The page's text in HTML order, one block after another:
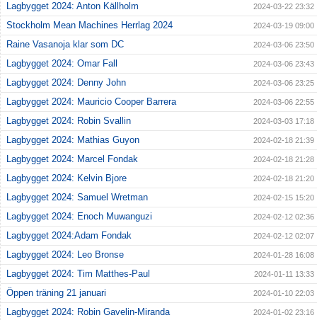
Lagbygget 2024: Anton Källholm 2024-03-22 23:32
Stockholm Mean Machines Herrlag 2024 2024-03-19 09:00
Raine Vasanoja klar som DC 2024-03-06 23:50
Lagbygget 2024: Omar Fall 2024-03-06 23:43
Lagbygget 2024: Denny John 2024-03-06 23:25
Lagbygget 2024: Mauricio Cooper Barrera 2024-03-06 22:55
Lagbygget 2024: Robin Svallin 2024-03-03 17:18
Lagbygget 2024: Mathias Guyon 2024-02-18 21:39
Lagbygget 2024: Marcel Fondak 2024-02-18 21:28
Lagbygget 2024: Kelvin Bjore 2024-02-18 21:20
Lagbygget 2024: Samuel Wretman 2024-02-15 15:20
Lagbygget 2024: Enoch Muwanguzi 2024-02-12 02:36
Lagbygget 2024:Adam Fondak 2024-02-12 02:07
Lagbygget 2024: Leo Bronse 2024-01-28 16:08
Lagbygget 2024: Tim Matthes-Paul 2024-01-11 13:33
Öppen träning 21 januari 2024-01-10 22:03
Lagbygget 2024: Robin Gavelin-Miranda 2024-01-02 23:16